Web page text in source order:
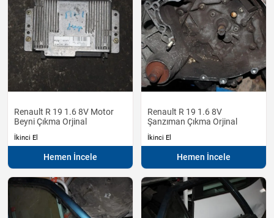
Renault R 19 1.6 8V Motor
Beyni Çıkma Orjinal
İkinci El
Hemen İncele
Renault R 19 1.6 8V
Şanzıman Çıkma Orjinal
İkinci El
Hemen İncele